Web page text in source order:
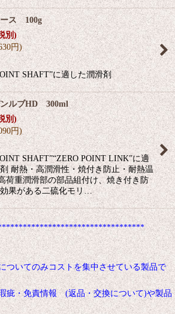
ス 100g
別)
円)
SHAFT”に適した潤滑剤
ルブHD 300ml
別)
円)
SHAFT”“ZERO POINT LINK”に適
耐熱・高潤滑性・焼付き防止・耐熱温
荷重潤滑部の部品組付け、焼き付き防
果がある二硫化モリ…
ついてのみコストを集中させている製品で
疵・免責情報 (返品・交換について)や製品